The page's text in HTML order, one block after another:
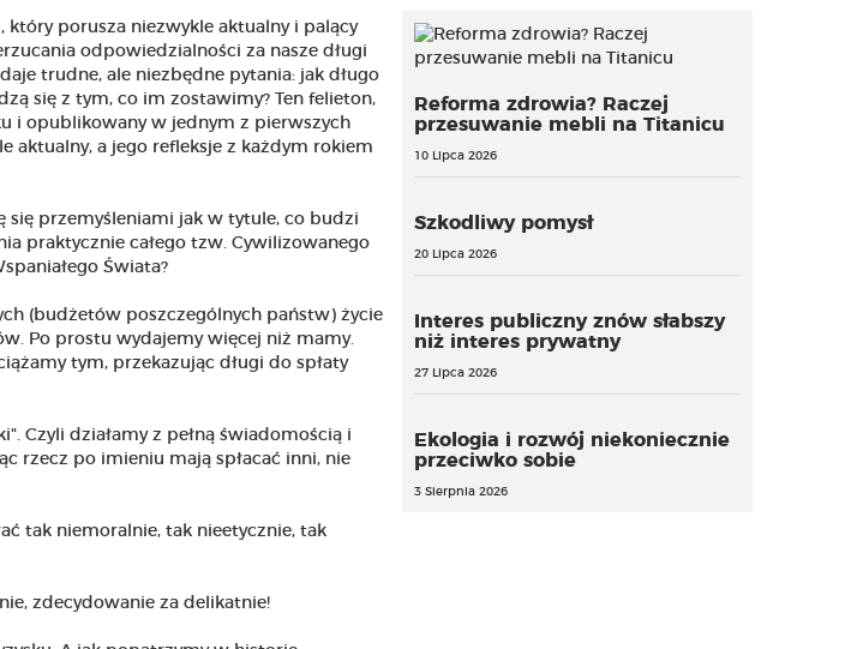
który porusza niezwykle aktualny i palący
odpowiedzialności za nasze długi
trudne, ale niezbędne pytania: jak długo
się z tym, co im zostawimy? Ten felieton,
i opublikowany w jednym z pierwszych
aktualny, a jego refleksje z każdym rokiem
się przemyśleniami jak w tytule, co budzi
praktycznie całego tzw. Cywilizowanego
Świata?
(budżetów poszczególnych państw) życie
Po prostu wydajemy więcej niż mamy.
tym, przekazując długi do spłaty
Czyli działamy z pełną świadomością i
rzecz po imieniu mają spłacać inni, nie
tak niemoralnie, tak nieetycznie, tak
zdecydowanie za delikatnie!
Reforma zdrowia? Raczej
przesuwanie mebli na Titanicu
10 Lipca 2026
Szkodliwy pomysł
20 Lipca 2026
Interes publiczny znów słabszy
niż interes prywatny
27 Lipca 2026
Ekologia i rozwój niekoniecznie
przeciwko sobie
3 Sierpnia 2026